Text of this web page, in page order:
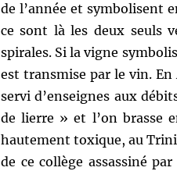
de l’année et symbolisent
ce sont là les deux seuls
spirales. Si la vigne
est transmise par le vin.
servi d’enseignes aux
de lierre » et l’on brasse
hautement toxique, au
de ce collège assassiné